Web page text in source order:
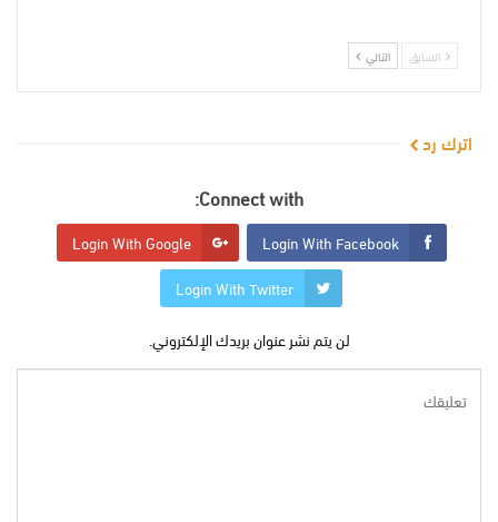
السابق التالي
اترك رد
Connect with:
Login With Facebook
Login With Google
Login With Twitter
لن يتم نشر عنوان بريدك الإلكتروني.